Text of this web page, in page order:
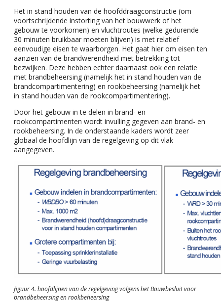
Het in stand houden van de hoofddraagconstructie (om
voortschrijdende instorting van het bouwwerk of het
gebouw te voorkomen) en vluchtroutes (welke gedurende
30 minuten bruikbaar moeten blijven) is met relatief
eenvoudige eisen te waarborgen. Het gaat hier om eisen ten
aanzien van de brandwerendheid met betrekking tot
bezwijken. Deze hebben echter daarnaast ook een relatie
met brandbeheersing (namelijk het in stand houden van de
brandcompartimentering) en rookbeheersing (namelijk het
in stand houden van de rookcompartimentering).
Door het gebouw in te delen in brand- en
rookcompartimenten wordt invulling gegeven aan brand- en
rookbeheersing. In de onderstaande kaders wordt zeer
globaal de hoofdlijn van de regelgeving op dit vlak
aangegeven.
figuur 4. hoofdlijnen van de regelgeving volgens het Bouwbesluit voor
brandbeheersing en rookbeheersing